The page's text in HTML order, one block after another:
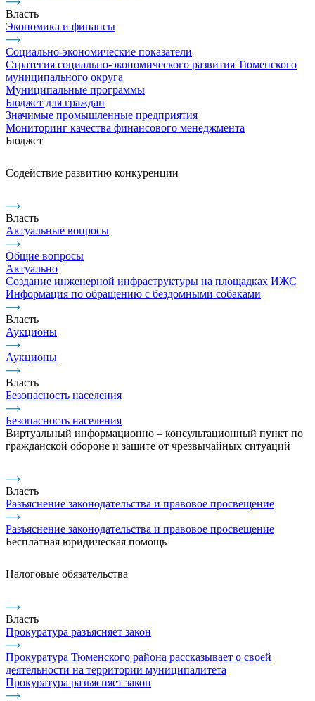
Власть
Экономика и финансы
Социально-экономические показатели
Стратегия социально-экономического развития Тюменского
муниципального округа
Муниципальные программы
Бюджет для граждан
Значимые промышленные предприятия
Мониторинг качества финансового менеджмента
Бюджет
Содействие развитию конкуренции
Власть
Актуальные вопросы
Общие вопросы
Актуально
Создание инженерной инфраструктуры на площадках ИЖС
Информация по обращению с бездомными собаками
Власть
Аукционы
Аукционы
Власть
Безопасность населения
Безопасность населения
Виртуальный информационно – консультационный пункт по
гражданской обороне и защите от чрезвычайных ситуаций
Власть
Разъяснение законодательства и правовое просвещение
Разъяснение законодательства и правовое просвещение
Бесплатная юридическая помощь
Налоговые обязательства
Власть
Прокуратура разъясняет закон
Прокуратура Тюменского района рассказывает о своей
деятельности на территории муниципалитета
Прокуратура разъясняет закон